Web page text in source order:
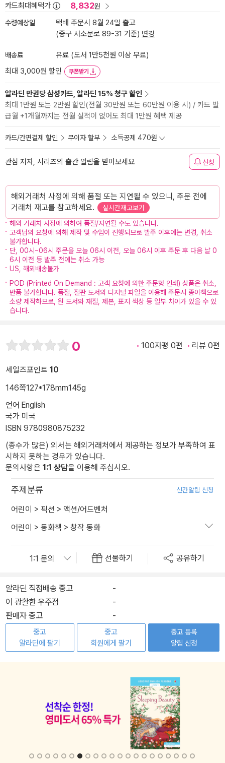
카드최대혜택가 8,832원
수령예상일
택배 주문시 8월 24일 출고
(중구 서소문로 89-31 기준) 변경
배송료
유료 (도서 1만5천원 이상 무료)
최대 3,000원 할인
쿠폰받기
알라딘 만권당 삼성카드, 알라딘 15% 청구 할인
최대 1만원 또는 2만원 할인(전월 30만원 또는 60만원 이용 시) / 카드 발
급월 +1개월까지는 전월 실적이 없어도 최대 1만원 혜택 제공
카드/간편결제 할인 무이자 할부 소득공제 470원
관심 저자, 시리즈의 출간 알림을 받아보세요 신청
해외거래처 사정에 의해 품절 또는 지연될 수 있으니, 주문 전에
거래처 재고를 참고하세요.
실시간재고보기
해외 거래처 사정에 의하여 품절/지연될 수도 있습니다.
고객님의 요청에 의해 제작 및 수입이 진행되므로 발주 이후에는 변경, 취소
불가합니다.
단, 00시~06시 주문을 오늘 06시 이전, 오늘 06시 이후 주문 후 다음 날 0
6시 이전 등 발주 전에는 취소 가능
US, 해외배송불가
POD (Printed On Demand : 고객 요청에 의한 주문형 인쇄) 상품은 취소,
반품 불가합니다. 품절, 절판 도서의 디지털 파일을 이용해 주문시 종이책으로
소량 제작하므로, 원 도서와 재질, 제본, 표지 색상 등 일부 차이가 있을 수 있
습니다.
0 100자평 0편 리뷰 0편
세일즈포인트 10
146쪽127*178mm145g
언어 English
국가 미국
ISBN 9780980875232
(종수가 많은) 외서는 해외거래처에서 제공하는 정보가 부족하여 표
시하지 못하는 경우가 있습니다.
문의사항은 1:1 상담을 이용해 주십시오.
주제분류 신간알림 신청
어린이 > 픽션 > 액션/어드벤처
어린이 > 동화책 > 창작 동화
선물하기 공유하기
알라딘 직접배송 중고
-
이 광활한 우주점
-
판매자 중고
-
중고
알라딘에 팔기
중고
회원에게 팔기
중고 등록
알림 신청